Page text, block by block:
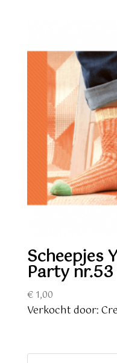
Scheepjes
Party
€1,00
Verkocht door: